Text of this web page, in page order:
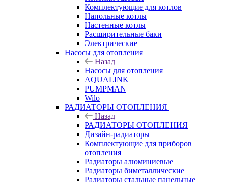
Комплектующие для котлов
Напольные котлы
Настенные котлы
Расширительные баки
Электрические
Насосы для отопления
Назад
Насосы для отопления
AQUALINK
PUMPMAN
Wilo
РАДИАТОРЫ ОТОПЛЕНИЯ
Назад
РАДИАТОРЫ ОТОПЛЕНИЯ
Дизайн-радиаторы
Комплектующие для приборов
отопления
Радиаторы алюминиевые
Радиаторы биметаллические
Радиаторы стальные панельные